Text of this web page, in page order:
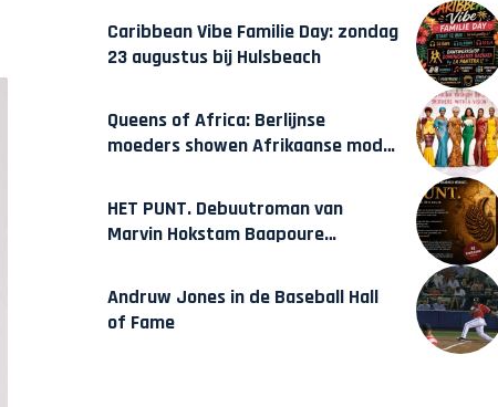
Amsterdam
Caribbean Vibe Familie Day: zondag
23 augustus bij Hulsbeach
Queens of Africa: Berlijnse
moeders showen Afrikaanse mode
HET PUNT. Debuutroman van
Marvin Hokstam Baapoure
Andruw Jones in de Baseball Hall
of Fame